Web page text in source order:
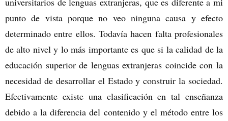
punto de vista porque no veo ninguna causa y efecto
determinado entre ellos. Todavía hacen falta profesionales
de alto nivel y lo más importante es que si la calidad de la
educación superior de lenguas extranjeras coincide con la
necesidad de desarrollar el Estado y construir la sociedad.
Efectivamente existe una clasificación en tal enseñanza
debido a la diferencia del contenido y el método entre los